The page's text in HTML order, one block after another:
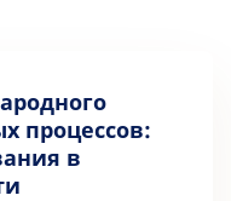
процессов:
в